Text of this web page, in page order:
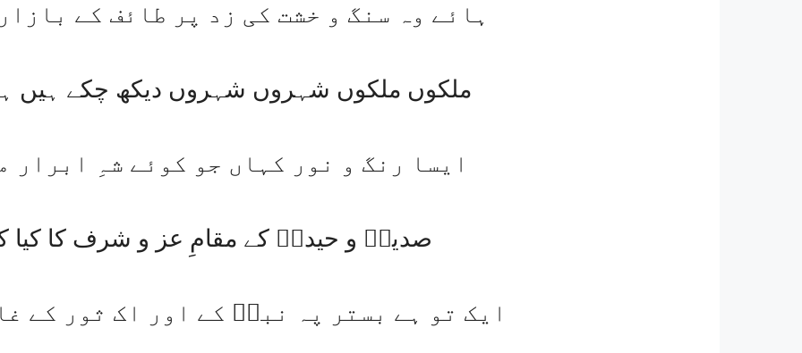
ہائے وہ سنگ و خشت کی زد پر طائف کے
ملکوں ملکوں شہروں شہروں دیکھ چکے ہیں
ایسا رنگ و نور کہاں جو کوئے شہِ ابرار
صدیقؓ و حیدرؓ کے مقامِ عز و شرف کا کیا
ایک تو ہے بستر پہ نبیؐ کے اور اک ثور کے